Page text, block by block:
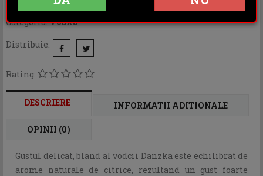
Categoria:Vodka
Distribuie:
Rating:
DESCRIERE INFORMATII ADITIONALE
OPINII (0)
Gustul delicat, bland al vodcii Danzka este echilibrat de
arome naturale de citrice, rezultand un gust foarte